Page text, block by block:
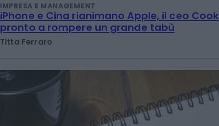
IMPRESA E MANAGEMENT
iPhone e Cina rianimano Apple, il ceo Cook
pronto a rompere un grande tabù
Titta Ferraro